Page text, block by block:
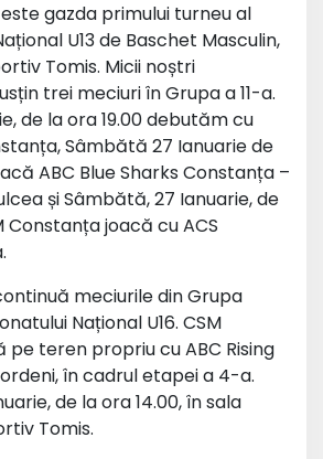
gazda primului turneu al
U13 de Baschet Masculin,
Tomis. Micii noștri
trei meciuri în Grupa a 11-a.
de la ora 19.00 debutăm cu
Sâmbătă 27 Ianuarie de
ABC Blue Sharks Constanța –
și Sâmbătă, 27 Ianuarie, de
Constanța joacă cu ACS
meciurile din Grupa
Național U16. CSM
teren propriu cu ABC Rising
în cadrul etapei a 4-a.
de la ora 14.00, în sala
Tomis.